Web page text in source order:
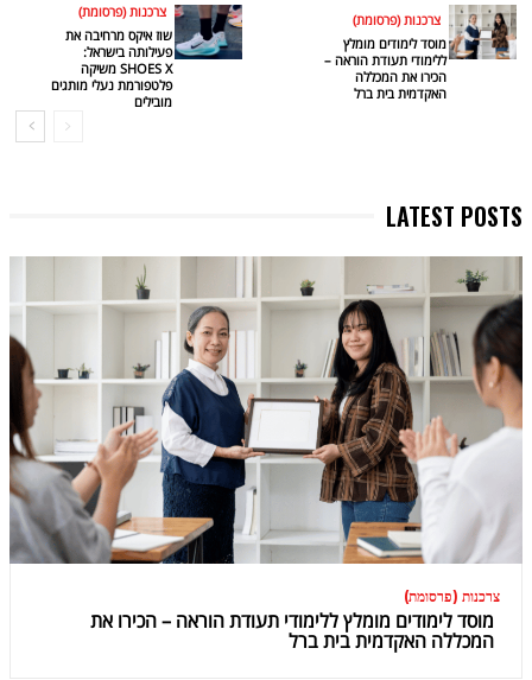
צרכנות (פרסומת)
מוסד לימודים מומלץ
ללימודי תעודת הוראה –
הכירו את המכללה
האקדמית בית ברל
צרכנות (פרסומת)
שוז איקס מרחיבה את
פעילותה בישראל:
SHOES X משיקה
פלטפורמת נעלי מותגים
מובילים
LATEST POSTS
צרכנות (פרסומת)
מוסד לימודים מומלץ ללימודי תעודת הוראה – הכירו את
המכללה האקדמית בית ברל